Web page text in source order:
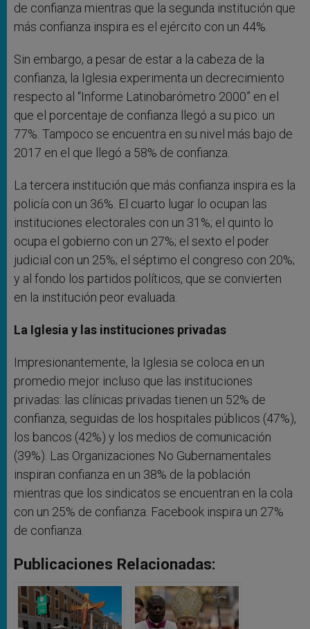
de confianza mientras que la segunda institución que
más confianza inspira es el ejército con un 44%.
Sin embargo, a pesar de estar a la cabeza de la
confianza, la Iglesia experimenta un decrecimiento
respecto al “Informe Latinobarómetro 2000” en el
que el porcentaje de confianza llegó a su pico: un
77%. Tampoco se encuentra en su nivel más bajo de
2017 en el que llegó a 58% de confianza.
La tercera institución que más confianza inspira es la
policía con un 36%. El cuarto lugar lo ocupan las
instituciones electorales con un 31%; el quinto lo
ocupa el gobierno con un 27%; el sexto el poder
judicial con un 25%; el séptimo el congreso con 20%;
y al fondo los partidos políticos, que se convierten
en la institución peor evaluada.
La Iglesia y las instituciones privadas
Impresionantemente, la Iglesia se coloca en un
promedio mejor incluso que las instituciones
privadas: las clínicas privadas tienen un 52% de
confianza, seguidas de los hospitales públicos (47%),
los bancos (42%) y los medios de comunicación
(39%). Las Organizaciones No Gubernamentales
inspiran confianza en un 38% de la población
mientras que los sindicatos se encuentran en la cola
con un 25% de confianza. Facebook inspira un 27%
de confianza.
Publicaciones Relacionadas: